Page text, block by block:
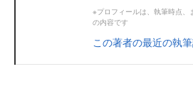
※プロフィールは、執筆時点、
の内容です
この著者の最近の執